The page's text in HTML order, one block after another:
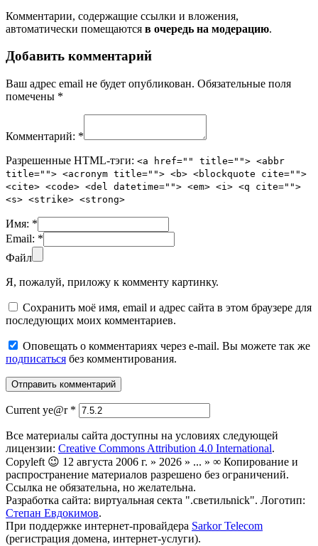
Комментарии, содержащие ссылки и вложения,
автоматически помещаются в очередь на модерацию.
Добавить комментарий
Ваш адрес email не будет опубликован. Обязательные поля
помечены *
Комментарий: *
Разрешенные HTML-тэги: <a href="" title=""> <abbr
title=""> <acronym title=""> <b> <blockquote cite="">
<cite> <code> <del datetime=""> <em> <i> <q cite="">
<s> <strike> <strong>
Имя: *
Email: *
Файл
Я, пожалуй, приложу к комменту картинку.
Сохранить моё имя, email и адрес сайта в этом браузере для
последующих моих комментариев.
Оповещать о комментариях через e-mail. Вы можете так же
подписаться без комментирования.
Current ye@r *
Все материалы сайта доступны на условиях следующей
лицензии: Creative Commons Attribution 4.0 International.
Copyleft 😉 12 августа 2006 г. » 2026 » ... » ∞ Копирование и
распространение материалов разрешено без ограничений.
Ссылка не обязательна, но желательна.
Разработка сайта: виртуальная секта ".светильnick". Логотип:
Степан Евдокимов.
При поддержке интернет-провайдера Sarkor Telecom
(регистрация домена, интернет-услуги).